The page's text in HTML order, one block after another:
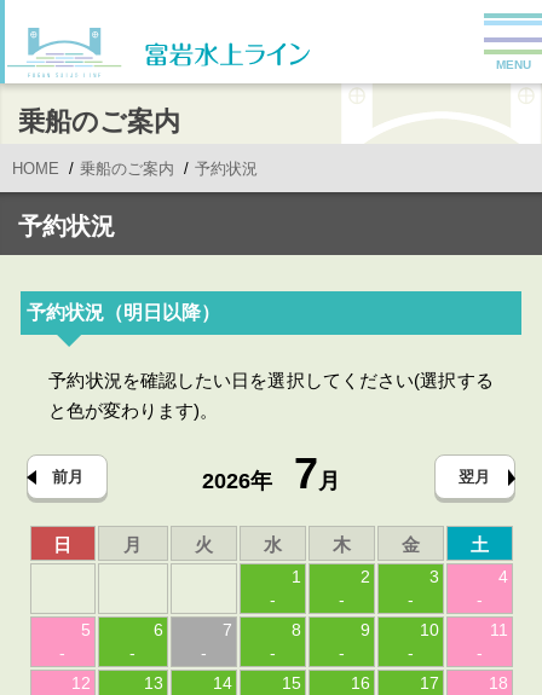
MENU
乗船のご案内
HOME 乗船のご案内 予約状況
予約状況
予約状況（明日以降）
予約状況を確認したい日を選択してください(選択する
と色が変わります)。
前月 2026年 7月 翌月
日 月 火 水 木 金 土
1
-
2
-
3
-
4
-
5
-
6
-
7
-
8
-
9
-
10
-
11
-
12
13
14
15
16
17
18